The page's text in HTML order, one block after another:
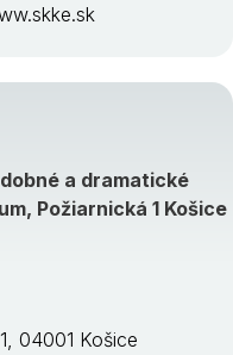
a dramatické
Požiarnická 1 Košice
04001 Košice